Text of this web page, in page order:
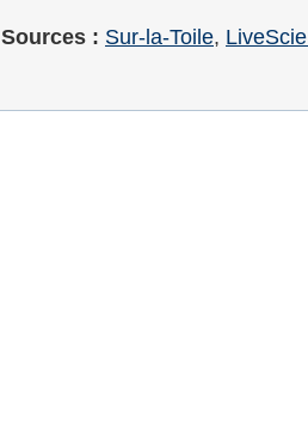
Sources : Sur-la-Toile,